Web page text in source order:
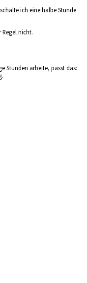
ich eine halbe Stunde
nicht.
Stunden arbeite, passt das: